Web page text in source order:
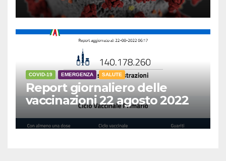
COVID-19 EMERGENZA SALUTE
Report giornaliero delle
vaccinazioni 22 agosto 2022